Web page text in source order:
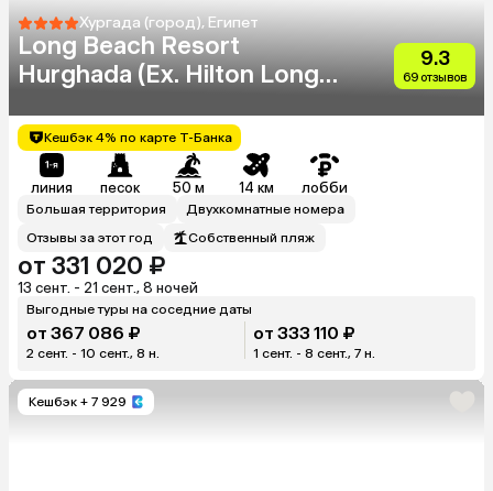
Хургада (город), Египет
Long Beach Resort
Hurghada (Ex. Hilton Long
9.3
69 отзывов
Кешбэк 4% по карте Т-Банка
линия песок 50 м 14 км лобби
Большая территория
Двухкомнатные номера
Отзывы за этот год
Собственный пляж
от 331 020 ₽
13 сент. - 21 сент., 8 ночей
Выгодные туры на соседние даты
от 367 086 ₽
2 сент. - 10 сент., 8 н.
от 333 110 ₽
1 сент. - 8 сент., 7 н.
Кешбэк + 7 929